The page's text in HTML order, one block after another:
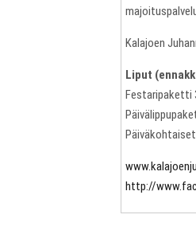
Kalajoen
Liput
Festaripaketti
http://